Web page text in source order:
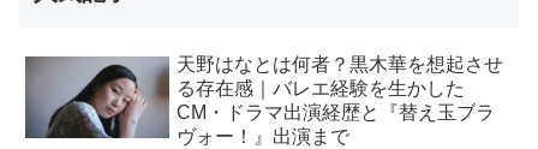
天野はなとは何者？黒木華を想起させ
る存在感｜バレエ経験を生かした
CM・ドラマ出演経歴と『替え玉ブラ
ヴォー！』出演まで